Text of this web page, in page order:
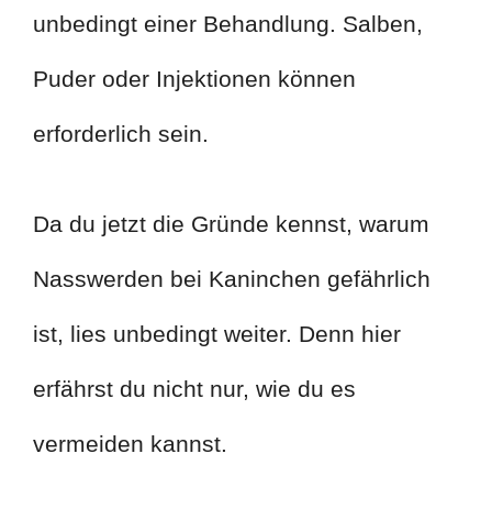
unbedingt einer Behandlung. Salben,
Puder oder Injektionen können
erforderlich sein.
Da du jetzt die Gründe kennst, warum
Nasswerden bei Kaninchen gefährlich
ist, lies unbedingt weiter. Denn hier
erfährst du nicht nur, wie du es
vermeiden kannst.